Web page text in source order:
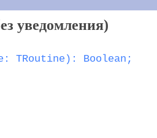
уведомления)
TRoutine): Boolean;